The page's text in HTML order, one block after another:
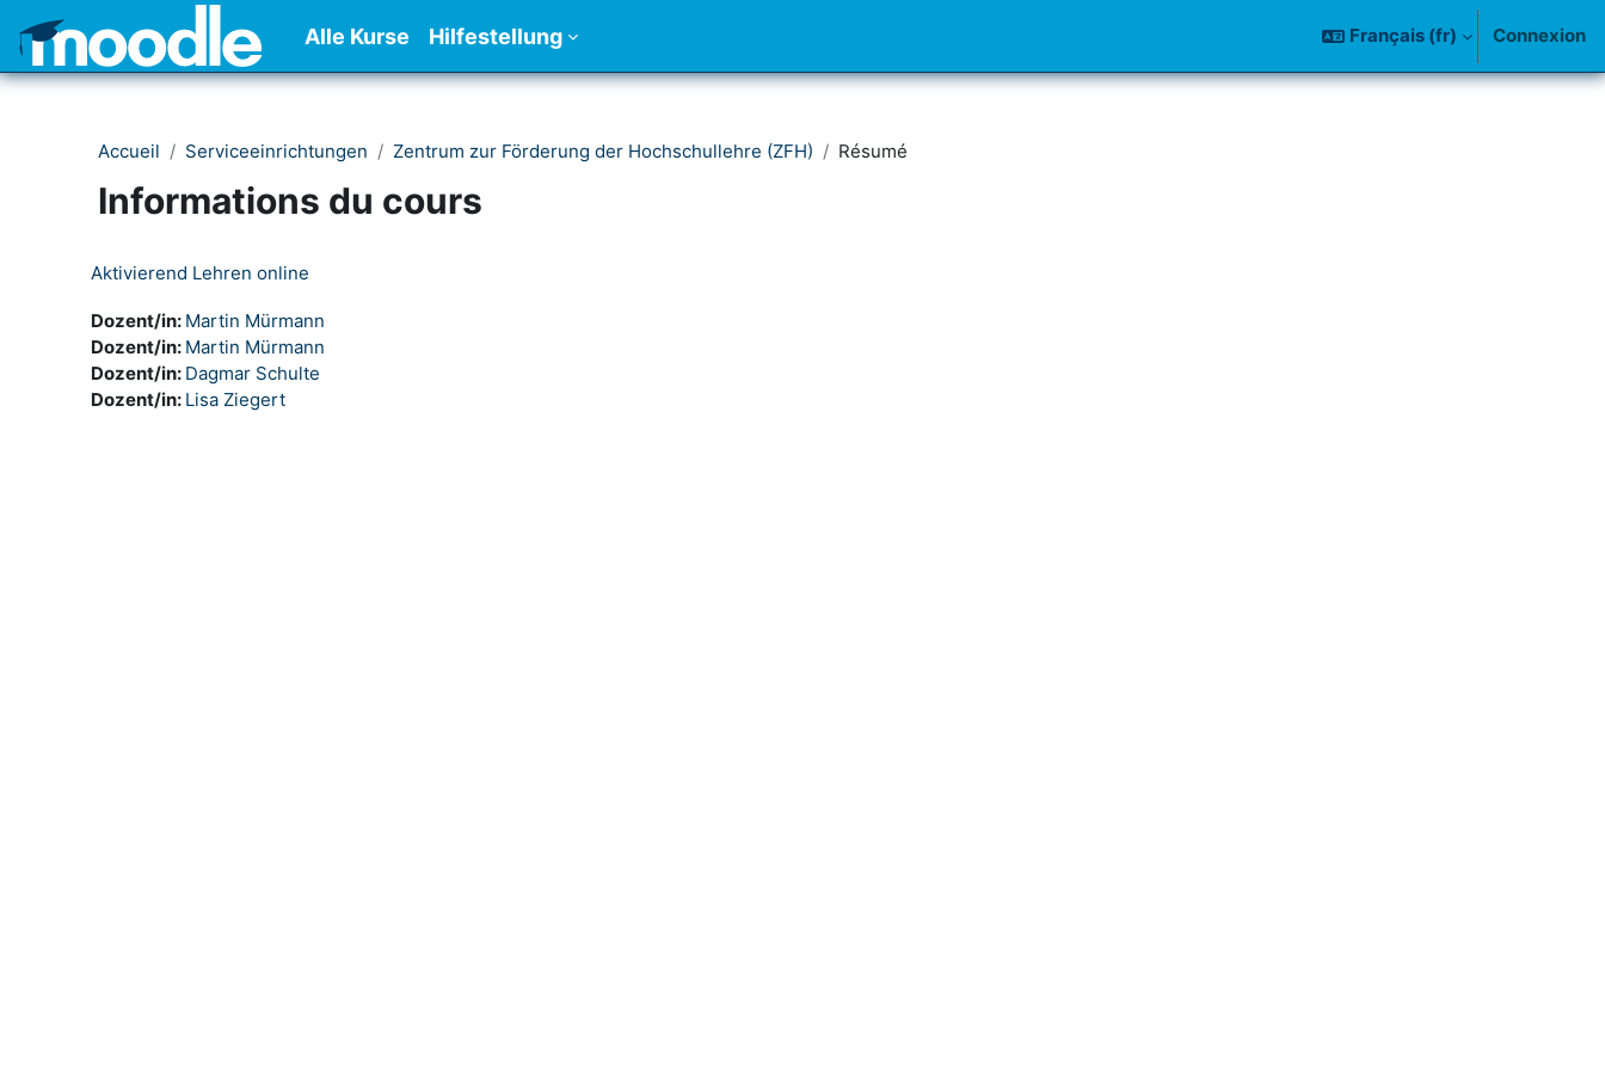
Passer au contenu principal
Alle Kurse Hilfestellung Français ‎(fr)‎ Connexion
Accueil Serviceeinrichtungen Zentrum zur Förderung der Hochschullehre (ZFH) Résumé
Informations du cours
Aktivierend Lehren online
Dozent/in: Martin Mürmann
Dozent/in: Martin Mürmann
Dozent/in: Dagmar Schulte
Dozent/in: Lisa Ziegert